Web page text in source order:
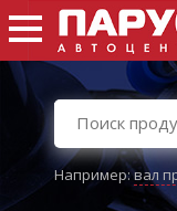
Например:вал